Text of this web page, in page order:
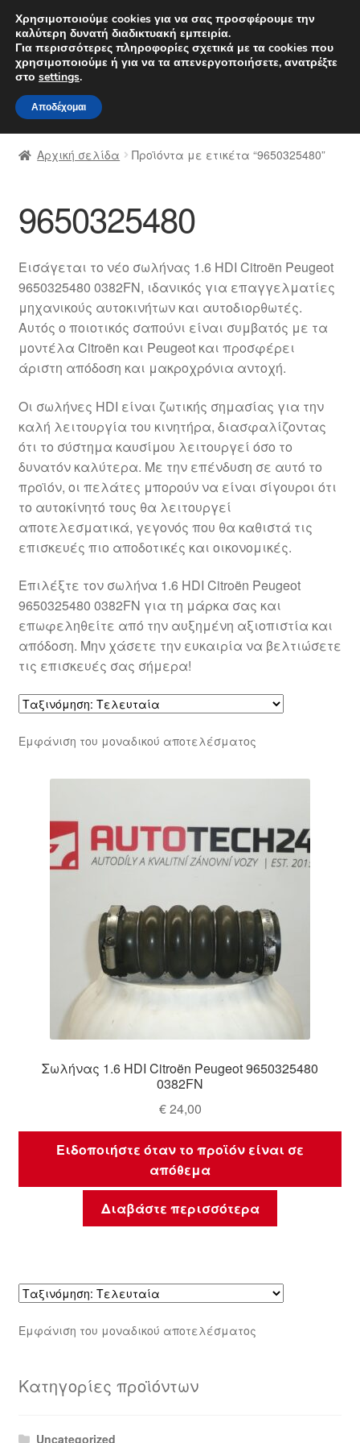
ΑΠΟΣΤΟΛΗ από 7 EUR
Δευτέρα-Παρ. 9 π.μ. - 4 μ.μ.
Απευθείας
μετάβαση
στην
πλοήγηση
Μετάβαση
σε
περιεχόμενο
Αρχική
Διαδικασία Παραπόνων
Επικοινωνία
Μεταφορά
Ο λογαριασμός μου
Ολοκλήρωση αγοράς
Οροι και Προϋποθέσεις
Παγκόσμια αποστολή
Παράπονα
πληρωμές
Πολιτική Απορρήτου
Σχετικά με εμάς
Αρχική σελίδα Προϊόντα με ετικέτα “9650325480”
9650325480
Εισάγεται το νέο σωλήνας 1.6 HDI Citroën Peugeot
9650325480 0382FN, ιδανικός για επαγγελματίες
μηχανικούς αυτοκινήτων και αυτοδιορθωτές.
Αυτός ο ποιοτικός σαπούνι είναι συμβατός με τα
μοντέλα Citroën και Peugeot και προσφέρει
άριστη απόδοση και μακροχρόνια αντοχή.
Οι σωλήνες HDI είναι ζωτικής σημασίας για την
καλή λειτουργία του κινητήρα, διασφαλίζοντας
ότι το σύστημα καυσίμου λειτουργεί όσο το
δυνατόν καλύτερα. Με την επένδυση σε αυτό το
προϊόν, οι πελάτες μπορούν να είναι σίγουροι ότι
το αυτοκίνητό τους θα λειτουργεί
αποτελεσματικά, γεγονός που θα καθιστά τις
επισκευές πιο αποδοτικές και οικονομικές.
Επιλέξτε τον σωλήνα 1.6 HDI Citroën Peugeot
9650325480 0382FN για τη μάρκα σας και
επωφεληθείτε από την αυξημένη αξιοπιστία και
απόδοση. Μην χάσετε την ευκαιρία να βελτιώσετε
τις επισκευές σας σήμερα!
Εμφάνιση του μοναδικού αποτελέσματος
Σωλήνας 1.6 HDI Citroën Peugeot 9650325480
0382FN
€24,00
Ειδοποιήστε όταν το προϊόν είναι σε
απόθεμα
Διαβάστε περισσότερα
Εμφάνιση του μοναδικού αποτελέσματος
Κατηγορίες προϊόντων
Uncategorized
Χρησιμοποιούμε cookies για να σας προσφέρουμε την
καλύτερη δυνατή διαδικτυακή εμπειρία.
Για περισσότερες πληροφορίες σχετικά με τα cookies που
χρησιμοποιούμε ή για να τα απενεργοποιήσετε, ανατρέξτε
στο settings.
Αποδέχομαι